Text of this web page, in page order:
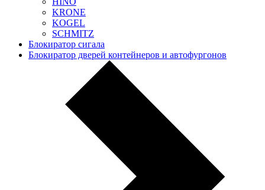
KRONE
KOGEL
SCHMITZ
Блокиратор сигала
Блокиратор дверей контейнеров и автофургонов